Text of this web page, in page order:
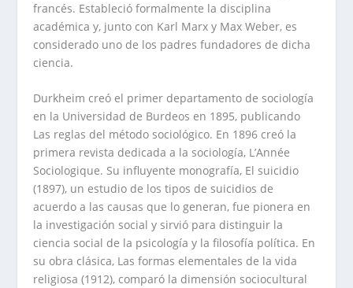
francés. Estableció formalmente la disciplina
académica y, junto con Karl Marx y Max Weber, es
considerado uno de los padres fundadores de dicha
ciencia.
Durkheim creó el primer departamento de sociología
en la Universidad de Burdeos en 1895, publicando
Las reglas del método sociológico. En 1896 creó la
primera revista dedicada a la sociología, L’Année
Sociologique. Su influyente monografía, El suicidio
(1897), un estudio de los tipos de suicidios de
acuerdo a las causas que lo generan, fue pionera en
la investigación social y sirvió para distinguir la
ciencia social de la psicología y la filosofía política. En
su obra clásica, Las formas elementales de la vida
religiosa (1912), comparó la dimensión sociocultural